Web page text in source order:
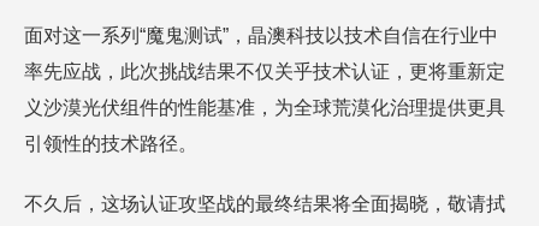
面对这一系列“魔鬼测试”，晶澳科技以技术自信在行业中
率先应战，此次挑战结果不仅关乎技术认证，更将重新定
义沙漠光伏组件的性能基准，为全球荒漠化治理提供更具
引领性的技术路径。
不久后，这场认证攻坚战的最终结果将全面揭晓，敬请拭